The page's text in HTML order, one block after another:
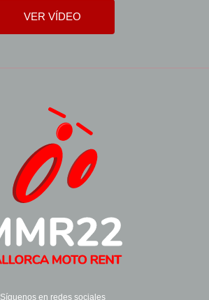
VER VÍDEO
Síguenos en redes sociales